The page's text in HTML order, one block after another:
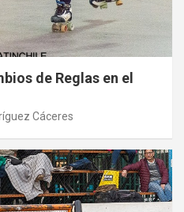
de Reglas en el
Cáceres